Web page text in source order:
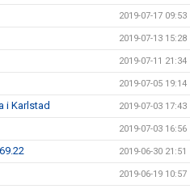
2019-07-17 09:53
2019-07-13 15:28
2019-07-11 21:34
2019-07-05 19:14
i Karlstad 2019-07-03 17:43
2019-07-03 16:56
2019-06-30 21:51
2019-06-19 10:57